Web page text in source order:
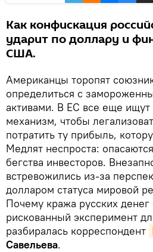
Как конфискация
ударит по доллару и
США.
Американцы торопят
определиться с
активами. В ЕС все еще
механизм, чтобы
потратить ту прибыль,
Медлят неспроста:
бегства инвесторов.
встревожились из-за
долларом статуса мировой
Почему кража русских
рискованный эксперимент
разбиралась корреспондент
Савельева.